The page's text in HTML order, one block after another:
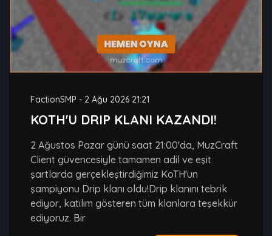
FactionSMP - 2 Ağu 2026 21:21
KOTH'U DRIP KLANI KAZANDI!
2 Ağustos Pazar günü saat 21:00'da, MuzCraft
Client güvencesiyle tamamen adil ve eşit
şartlarda gerçekleştirdiğimiz KoTH'un
şampiyonu Drip klanı oldu!Drip klanını tebrik
ediyor, katılım gösteren tüm klanlara teşekkür
ediyoruz. Bir